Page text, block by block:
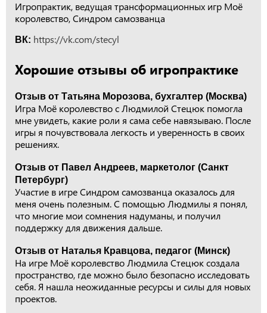
Игропрактик, ведущая трансформационных игр Моё
королевство, Синдром самозванца
ВК: https://vk.com/stecyl
Хорошие отзывы об игропрактике
Отзыв от Татьяна Морозова, бухгалтер (Москва)
Игра Моё королевство с Людмилой Стецюк помогла
мне увидеть, какие роли я сама себе навязываю. После
игры я почувствовала легкость и уверенность в своих
решениях.
Отзыв от Павел Андреев, маркетолог (Санкт
Петербург)
Участие в игре Синдром самозванца оказалось для
меня очень полезным. С помощью Людмилы я понял,
что многие мои сомнения надуманы, и получил
поддержку для движения дальше.
Отзыв от Наталья Кравцова, педагог (Минск)
На игре Моё королевство Людмила Стецюк создала
пространство, где можно было безопасно исследовать
себя. Я нашла неожиданные ресурсы и силы для новых
проектов.